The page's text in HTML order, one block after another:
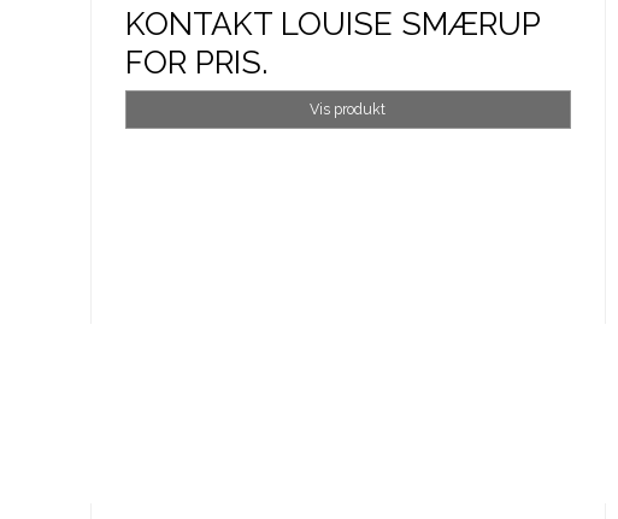
KONTAKT LOUISE SMÆRUP
FOR PRIS.
Vis produkt